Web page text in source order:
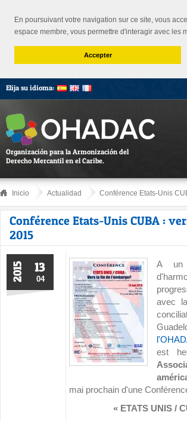
En poursuivant votre navigation sur ce site, vous
espace membre, vous permettre d'interagir avec
Accepter
Elija su idioma:
Organización para la Armonización del
Derecho Mercantil en el Caribe.
Inicio Actualidad Conférence Etats-Unis
Conférence Etats-Unis CUBA :
2015
13
04
2015
A un
avec
est
mai prochain d'une
« ETATS UNIS /